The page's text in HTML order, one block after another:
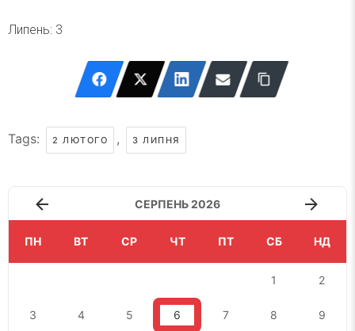
Липень: 3
Tags: 2 ЛЮТОГО , 3 ЛИПНЯ
СЕРПЕНЬ 2026
ПН ВТ СР ЧТ ПТ СБ НД
1 2
3 4 5 6 7 8 9